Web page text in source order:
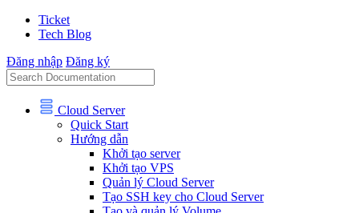
Ticket
Tech Blog
Đăng nhập Đăng ký
Cloud Server
Quick Start
Hướng dẫn
Khởi tạo server
Khởi tạo VPS
Quản lý Cloud Server
Tạo SSH key cho Cloud Server